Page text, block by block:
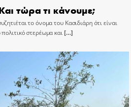
τώρα τι κάνουμε;
το όνομα του Κασιδιάρη ότι είναι
στερέωμα και[…]